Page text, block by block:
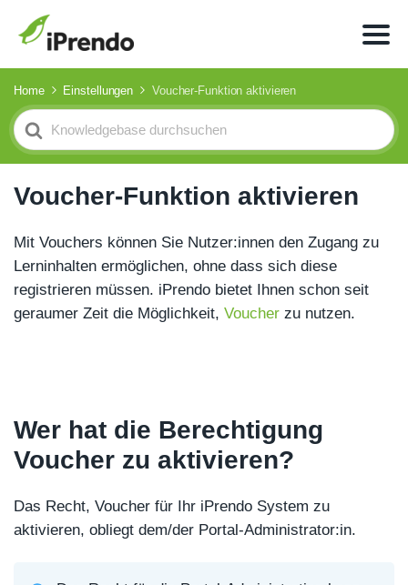
Home Einstellungen Voucher-Funktion aktivieren
Search
For
Voucher-Funktion aktivieren
Mit Vouchers können Sie Nutzer:innen den Zugang zu
Lerninhalten ermöglichen, ohne dass sich diese
registrieren müssen. iPrendo bietet Ihnen schon seit
geraumer Zeit die Möglichkeit, Voucher zu nutzen.
Wer hat die Berechtigung
Voucher zu aktivieren?
Das Recht, Voucher für Ihr iPrendo System zu
aktivieren, obliegt dem/der Portal-Administrator:in.